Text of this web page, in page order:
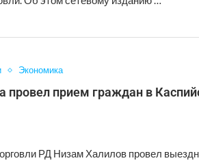
Экономика
провел прием граждан в
РД Низам Халилов провел